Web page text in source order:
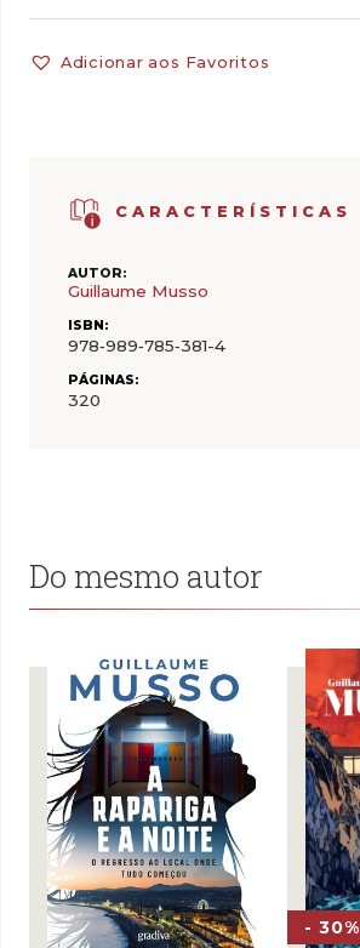
CARACTERÍSTICAS
AUTOR:
Guillaume Musso
ISBN:
978‑989‑785‑381-4
PÁGINAS:
320
Adicionar aos Favoritos
Do mesmo autor
- 30%